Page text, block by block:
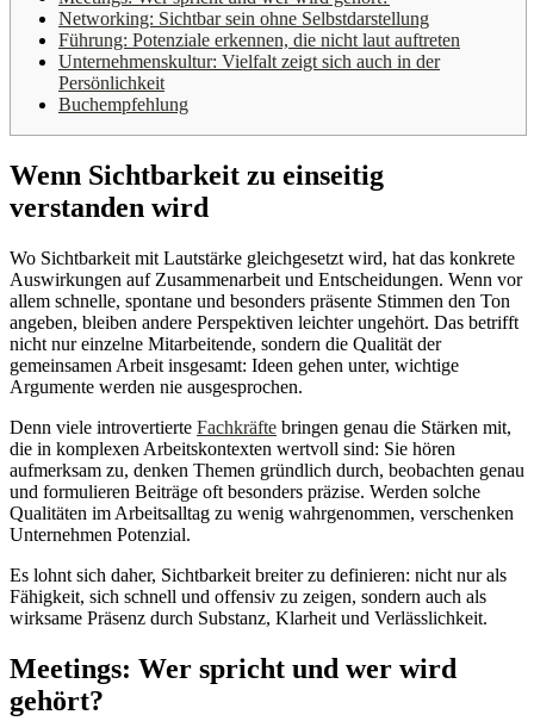
Networking: Sichtbar sein ohne Selbstdarstellung
Führung: Potenziale erkennen, die nicht laut auftreten
Unternehmenskultur: Vielfalt zeigt sich auch in der
Persönlichkeit
Buchempfehlung
Wenn Sichtbarkeit zu einseitig
verstanden wird
Wo Sichtbarkeit mit Lautstärke gleichgesetzt wird, hat das konkrete
Auswirkungen auf Zusammenarbeit und Entscheidungen. Wenn vor
allem schnelle, spontane und besonders präsente Stimmen den Ton
angeben, bleiben andere Perspektiven leichter ungehört. Das betrifft
nicht nur einzelne Mitarbeitende, sondern die Qualität der
gemeinsamen Arbeit insgesamt: Ideen gehen unter, wichtige
Argumente werden nie ausgesprochen.
Denn viele introvertierte Fachkräfte bringen genau die Stärken mit,
die in komplexen Arbeitskontexten wertvoll sind: Sie hören
aufmerksam zu, denken Themen gründlich durch, beobachten genau
und formulieren Beiträge oft besonders präzise. Werden solche
Qualitäten im Arbeitsalltag zu wenig wahrgenommen, verschenken
Unternehmen Potenzial.
Es lohnt sich daher, Sichtbarkeit breiter zu definieren: nicht nur als
Fähigkeit, sich schnell und offensiv zu zeigen, sondern auch als
wirksame Präsenz durch Substanz, Klarheit und Verlässlichkeit.
Meetings: Wer spricht und wer wird
gehört?